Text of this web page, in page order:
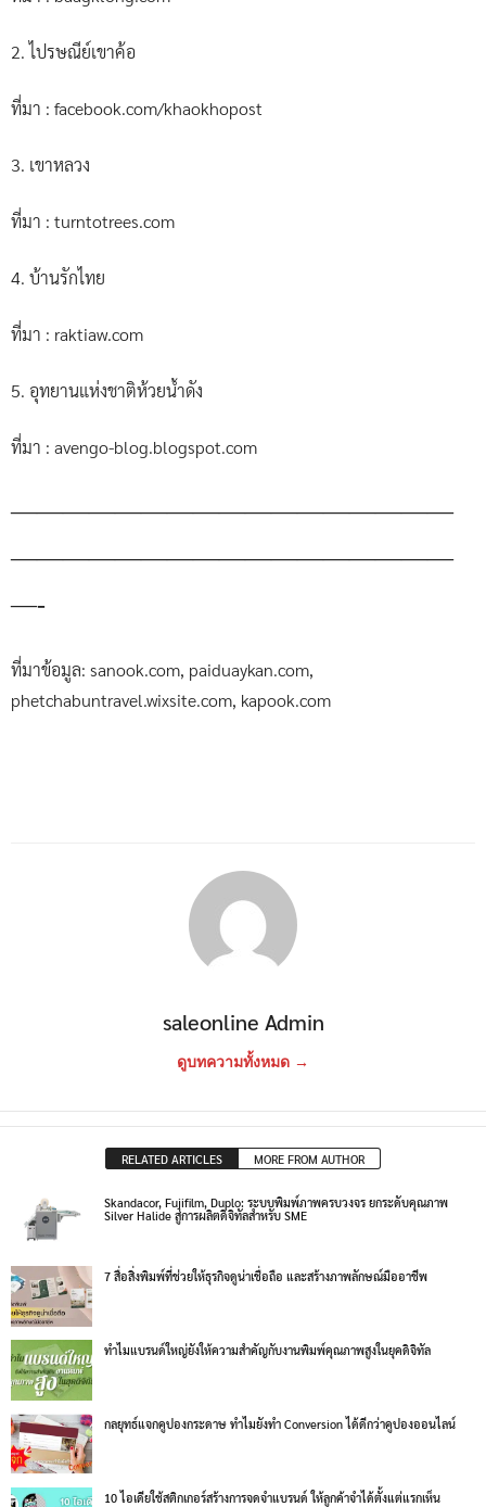
2. ไปรษณีย์เขาค้อ
ที่มา : facebook.com/khaokhopost
3. เขาหลวง
ที่มา : turntotrees.com
4. บ้านรักไทย
ที่มา : raktiaw.com
5. อุทยานแห่งชาติห้วยน้ำดัง
ที่มา : avengo-blog.blogspot.com
—————————————————
—————————————————
—-
ที่มาข้อมูล: sanook.com, paiduaykan.com,
phetchabuntravel.wixsite.com, kapook.com
saleonline Admin
ดูบทความทั้งหมด →
RELATED ARTICLES MORE FROM AUTHOR
Skandacor, Fujifilm, Duplo: ระบบพิมพ์ภาพครบวงจร ยกระดับคุณภาพ
Silver Halide สู่การผลิตดิจิทัลสำหรับ SME
7 สื่อสิ่งพิมพ์ที่ช่วยให้ธุรกิจดูน่าเชื่อถือ และสร้างภาพลักษณ์มืออาชีพ
ทำไมแบรนด์ใหญ่ยังให้ความสำคัญกับงานพิมพ์คุณภาพสูงในยุคดิจิทัล
กลยุทธ์แจกคูปองกระดาษ ทำไมยังทำ Conversion ได้ดีกว่าคูปองออนไลน์
10 ไอเดียใช้สติกเกอร์สร้างการจดจำแบรนด์ ให้ลูกค้าจำได้ตั้งแต่แรกเห็น